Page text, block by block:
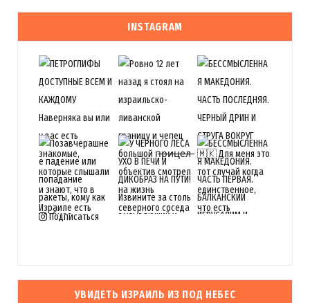
INSTAGRAM
Подписаться
УВИДЕТЬ ИЗРАИЛЬ ИЗ ПОД НЕБЕС